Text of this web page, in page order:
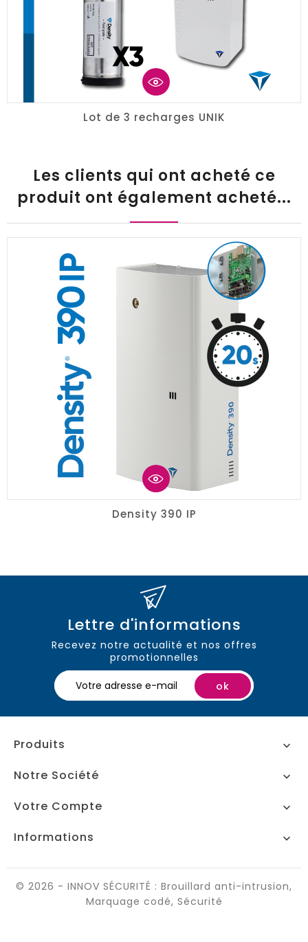
Lot de 3 recharges UNIK
Les clients qui ont acheté ce
produit ont également acheté...
Density 390 IP
Lettre d'informations
Recevez notre actualité et nos offres
promotionnelles
Produits 
Notre Société 
Votre Compte 
Informations 
© 2026 - INNOV SÉCURITÉ : Brouillard anti-intrusion,
Marquage codé, Sécurité